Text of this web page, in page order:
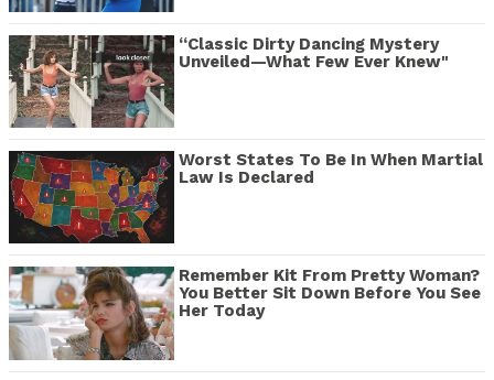
“Classic Dirty Dancing Mystery
Unveiled—What Few Ever Knew"
Worst States To Be In When Martial
Law Is Declared
Remember Kit From Pretty Woman?
You Better Sit Down Before You See
Her Today